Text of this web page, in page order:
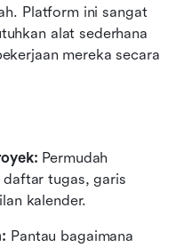
Platform ini sangat
alat sederhana
mereka secara
Permudah
daftar tugas, garis
kalender.
Pantau bagaimana